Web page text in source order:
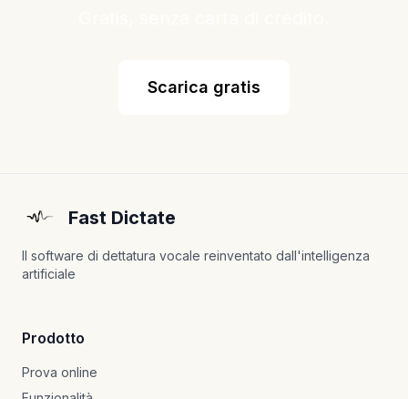
Scarica gratis
Fast Dictate
Il software di dettatura vocale reinventato dall'intelligenza
artificiale
Prodotto
Prova online